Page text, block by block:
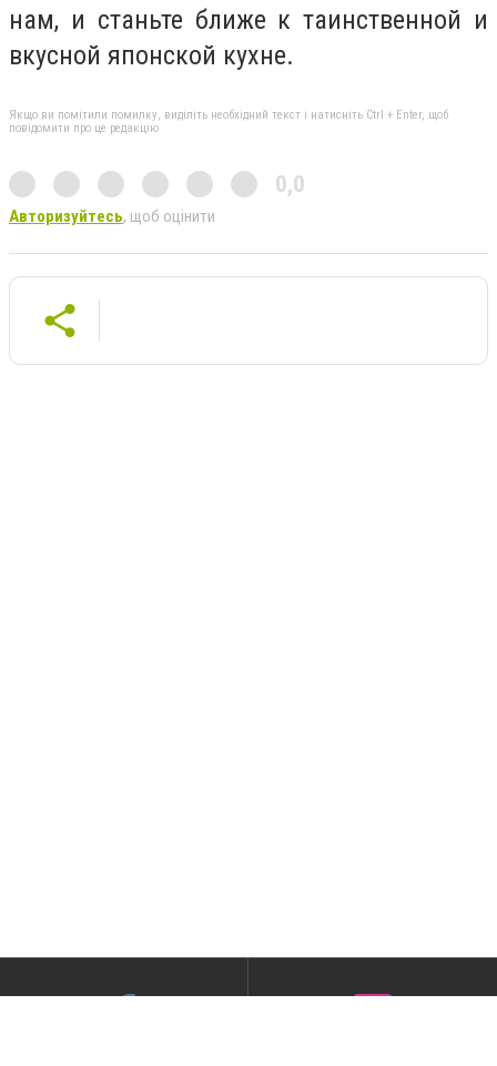
нам, и станьте ближе к таинственной и
вкусной японской кухне.
Якщо ви помітили помилку, виділіть необхідний текст і натисніть Ctrl + Enter, щоб
повідомити про це редакцію
0,0
Авторизуйтесь, щоб оцінити